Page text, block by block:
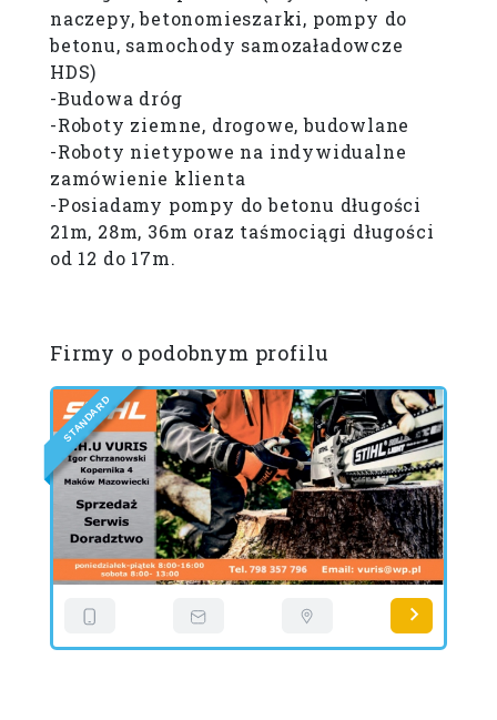
naczepy, betonomieszarki, pompy do
betonu, samochody samozaładowcze
HDS)
-Budowa dróg
-Roboty ziemne, drogowe, budowlane
-Roboty nietypowe na indywidualne
zamówienie klienta
-Posiadamy pompy do betonu długości
21m, 28m, 36m oraz taśmociągi długości
od 12 do 17m.
Firmy o podobnym profilu
STANDAR
D